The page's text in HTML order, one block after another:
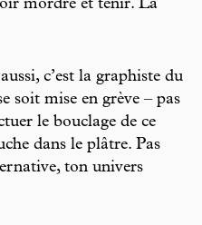
mordre et tenir. La
c’est la graphiste du
soit mise en grève – pas
le bouclage de ce
dans le plâtre. Pas
ton univers